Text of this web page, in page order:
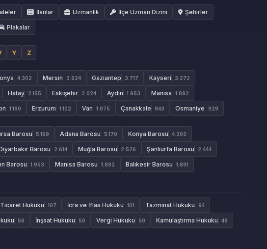
İlanlar Uzmanlık İlçe Uzman Dizini Şehirler
Plakalar
Y Z
4.302 Mersin 3.924 Gaziantep 3.717 Kayseri 3.272
Hatay 2.155 Eskişehir 2.024 Aydın 1.953 Manisa 1.892
1.160 Erzurum 1.102 Van 1.075 Çanakkale 943 Osmaniye 929
Barosu 5.199 Adana Barosu 5.170 Konya Barosu 4.302
Barosu 2.614 Muğla Barosu 2.526 Şanlıurfa Barosu 2.444
Barosu 1.953 Manisa Barosu 1.892 Balıkesir Barosu 1.891
Ticaret Hukuku 107 İcra ve İflas Hukuku 101 Tazminat Hukuku 94
56 İnşaat Hukuku 50 Vergi Hukuku 50 Kamulaştırma Hukuku 48